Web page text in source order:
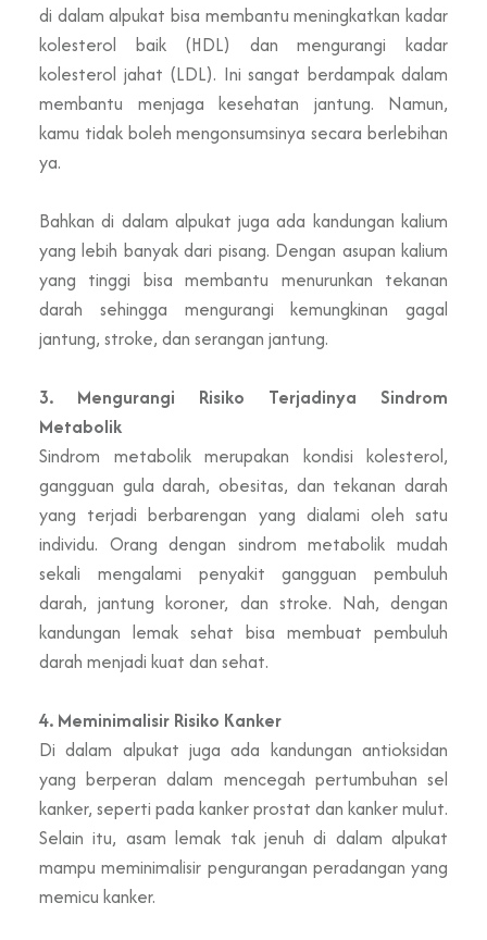
di dalam alpukat bisa membantu meningkatkan kadar
kolesterol baik (HDL) dan mengurangi kadar
kolesterol jahat (LDL). Ini sangat berdampak dalam
membantu menjaga kesehatan jantung. Namun,
kamu tidak boleh mengonsumsinya secara berlebihan
ya.
Bahkan di dalam alpukat juga ada kandungan kalium
yang lebih banyak dari pisang. Dengan asupan kalium
yang tinggi bisa membantu menurunkan tekanan
darah sehingga mengurangi kemungkinan gagal
jantung, stroke, dan serangan jantung.
3. Mengurangi Risiko Terjadinya Sindrom
Metabolik
Sindrom metabolik merupakan kondisi kolesterol,
gangguan gula darah, obesitas, dan tekanan darah
yang terjadi berbarengan yang dialami oleh satu
individu. Orang dengan sindrom metabolik mudah
sekali mengalami penyakit gangguan pembuluh
darah, jantung koroner, dan stroke. Nah, dengan
kandungan lemak sehat bisa membuat pembuluh
darah menjadi kuat dan sehat.
4. Meminimalisir Risiko Kanker
Di dalam alpukat juga ada kandungan antioksidan
yang berperan dalam mencegah pertumbuhan sel
kanker, seperti pada kanker prostat dan kanker mulut.
Selain itu, asam lemak tak jenuh di dalam alpukat
mampu meminimalisir pengurangan peradangan yang
memicu kanker.